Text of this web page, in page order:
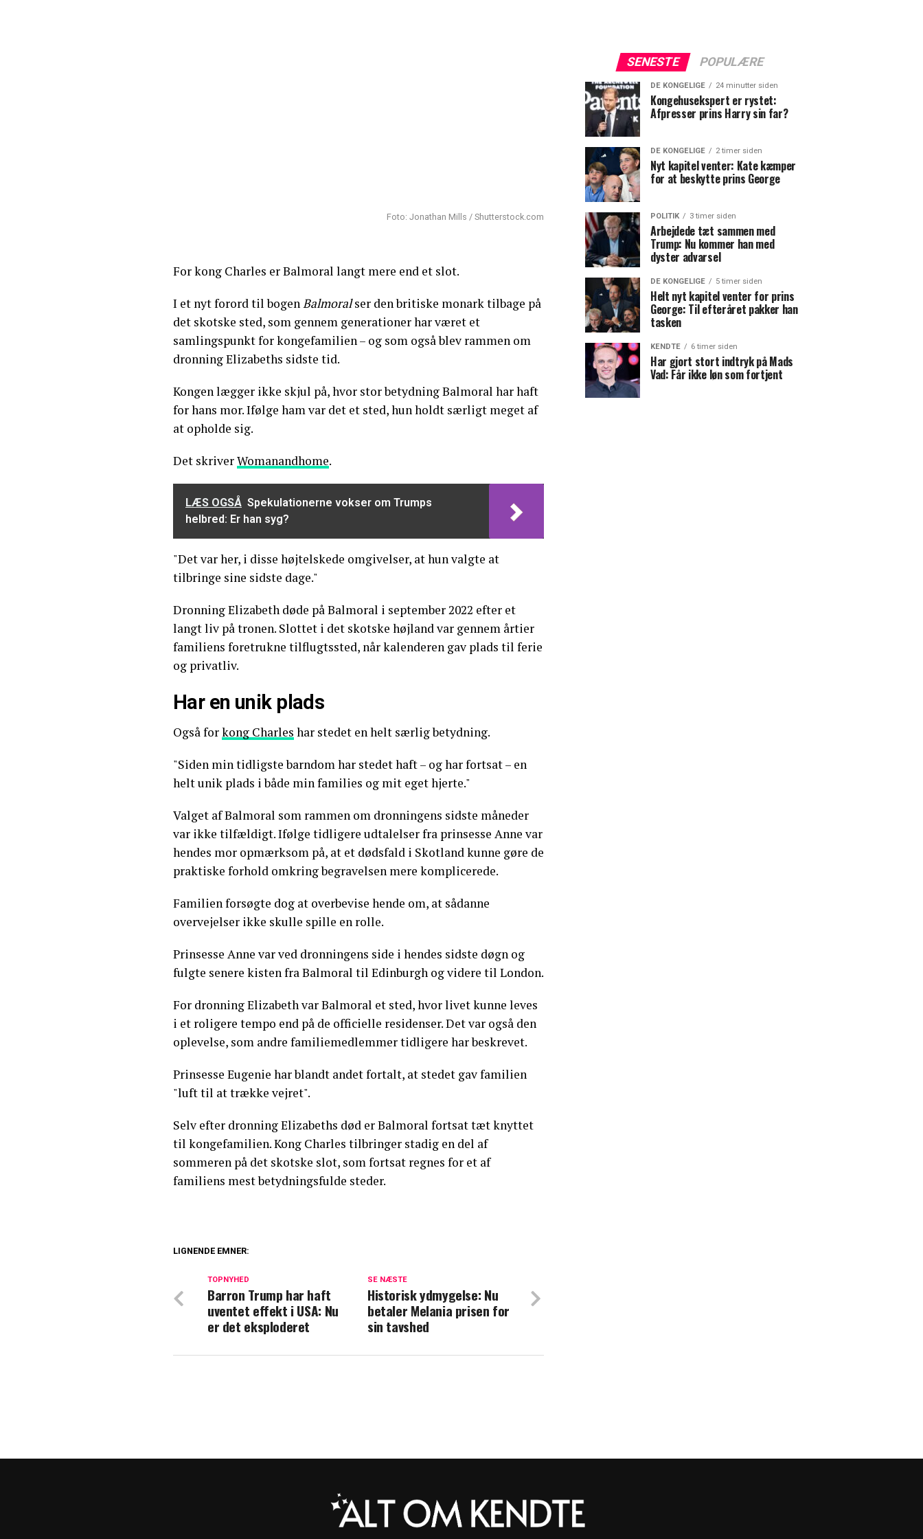
Foto: Jonathan Mills / Shutterstock.com
For kong Charles er Balmoral langt mere end et slot.
I et nyt forord til bogenBalmoralser den britiske monark tilbage på
det skotske sted, som gennem generationer har været et
samlingspunkt for kongefamilien – og som også blev rammen om
dronning Elizabeths sidste tid.
Kongen lægger ikke skjul på, hvor stor betydning Balmoral har haft
for hans mor. Ifølge ham var det et sted, hun holdt særligt meget af
at opholde sig.
Det skriverWomanandhome.
LÆS OGSÅ Spekulationerne vokser om Trumps
helbred: Er han syg?
"Det var her, i disse højtelskede omgivelser, at hun valgte at
tilbringe sine sidste dage."
Dronning Elizabeth døde på Balmoral i september 2022 efter et
langt liv på tronen. Slottet i det skotske højland var gennem årtier
familiens foretrukne tilflugtssted, når kalenderen gav plads til ferie
og privatliv.
Har en unik plads
Også forkong Charles har stedet en helt særlig betydning.
"Siden min tidligste barndom har stedet haft – og har fortsat – en
helt unik plads i både min families og mit eget hjerte."
Valget af Balmoral som rammen om dronningens sidste måneder
var ikke tilfældigt. Ifølge tidligere udtalelser fra prinsesse Anne var
hendes mor opmærksom på, at et dødsfald i Skotland kunne gøre de
praktiske forhold omkring begravelsen mere komplicerede.
Familien forsøgte dog at overbevise hende om, at sådanne
overvejelser ikke skulle spille en rolle.
Prinsesse Anne var ved dronningens side i hendes sidste døgn og
fulgte senere kisten fra Balmoral til Edinburgh og videre til London.
For dronning Elizabeth var Balmoral et sted, hvor livet kunne leves
i et roligere tempo end på de officielle residenser. Det var også den
oplevelse, som andre familiemedlemmer tidligere har beskrevet.
Prinsesse Eugenie har blandt andet fortalt, at stedet gav familien
"luft til at trække vejret".
Selv efter dronning Elizabeths død er Balmoral fortsat tæt knyttet
til kongefamilien. Kong Charles tilbringer stadig en del af
sommeren på det skotske slot, som fortsat regnes for et af
familiens mest betydningsfulde steder.
Blachman åbner op om sårbart emne: Her er min diagnose
LIGNENDE EMNER:
SE NÆSTE
Historisk ydmygelse: Nu
betaler Melania prisen for
sin tavshed
TOPNYHED
Barron Trump har haft
uventet effekt i USA: Nu
er det eksploderet
SENESTE POPULÆRE
DE KONGELIGE 24 minutter siden
Kongehusekspert er rystet:
Afpresser prins Harry sin far?
DE KONGELIGE 2 timer siden
Nyt kapitel venter: Kate kæmper
for at beskytte prins George
POLITIK 3 timer siden
Arbejdede tæt sammen med
Trump: Nu kommer han med
dyster advarsel
DE KONGELIGE 5 timer siden
Helt nyt kapitel venter for prins
George: Til efteråret pakker han
tasken
KENDTE 6 timer siden
Har gjort stort indtryk på Mads
Vad: Får ikke løn som fortjent